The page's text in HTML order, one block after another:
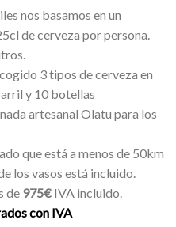
nos basamos en un
de cerveza por persona.
3 tipos de cerveza en
y 10 botellas
artesanal Olatu para los
que está a menos de 50km
los vasos está incluido.
de 975€ IVA incluido.
con IVA